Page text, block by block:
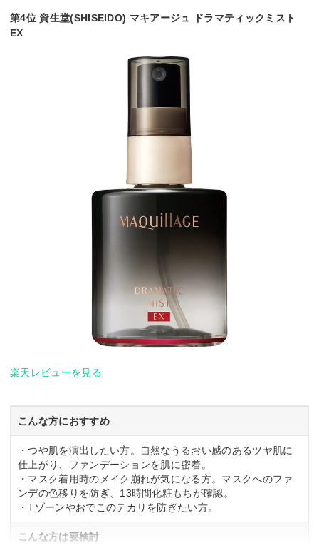
第4位 資生堂(SHISEIDO) マキアージュ ドラマティックミスト
EX
楽天レビューを見る
こんな方におすすめ
・つや肌を演出したい方。自然なうるおい感のあるツヤ肌に
仕上がり、ファンデーションを肌に密着。
・マスク着用時のメイク崩れが気になる方。マスクへのファ
ンデの色移りを防ぎ、13時間化粧もちが確認。
・Tゾーンやおでこのテカリを防ぎたい方。
こんな方は要検討